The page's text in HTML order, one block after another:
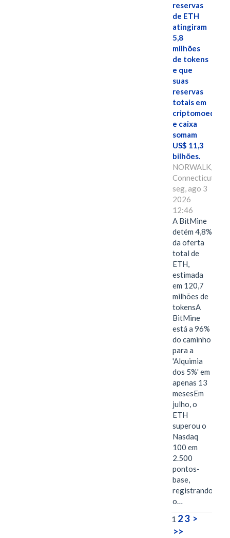
reservas
de ETH
atingiram
5,8
milhões
de tokens
e que
suas
reservas
totais em
criptomoedas
e caixa
somam
US$ 11,3
bilhões.
NORWALK,
Connecticut,
seg, ago 3
2026
12:46
A BitMine
detém 4,8%
da oferta
total de
ETH,
estimada
em 120,7
milhões de
tokensA
BitMine
está a 96%
do caminho
para a
'Alquimia
dos 5%' em
apenas 13
mesesEm
julho, o
ETH
superou o
Nasdaq
100 em
2.500
pontos-
base,
registrando
o…
1 23 >
>>